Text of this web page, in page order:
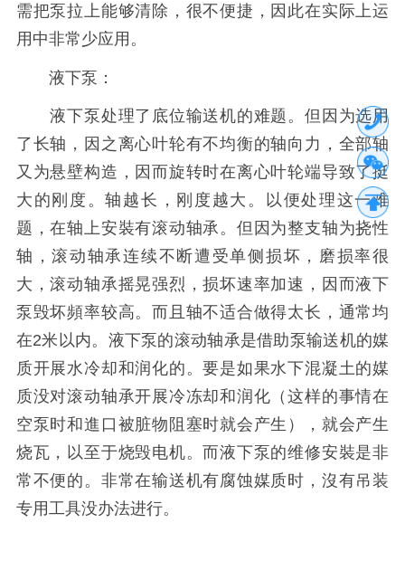
需把泵拉上能够清除，很不便捷，因此在实际上运
用中非常少应用。
液下泵：
液下泵处理了底位输送机的难题。但因为选用
了长轴，因之离心叶轮有不均衡的轴向力，全部轴
又为悬壁构造，因而旋转时在离心叶轮端导致了挺
大的刚度。轴越长，刚度越大。以便处理这一难
题，在轴上安裝有滚动轴承。但因为整支轴为挠性
轴，滚动轴承连续不断遭受单侧损坏，磨损率很
大，滚动轴承摇晃强烈，损坏速率加速，因而液下
泵毁坏頻率较高。而且轴不适合做得太长，通常均
在2米以内。液下泵的滚动轴承是借助泵输送机的媒
质开展水冷却和润化的。要是如果水下混凝土的媒
质没对滚动轴承开展冷冻却和润化（这样的事情在
空泵时和進口被脏物阻塞时就会产生），就会产生
烧瓦，以至于烧毁电机。而液下泵的维修安裝是非
常不便的。非常在输送机有腐蚀媒质时，沒有吊装
专用工具没办法进行。